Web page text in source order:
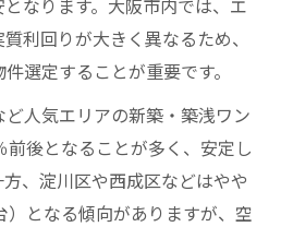
利回りが大きく異なるため、
選定することが重要です。
人気エリアの新築・築浅ワン
後となることが多く、安定し
、淀川区や西成区などはやや
となる傾向がありますが、空